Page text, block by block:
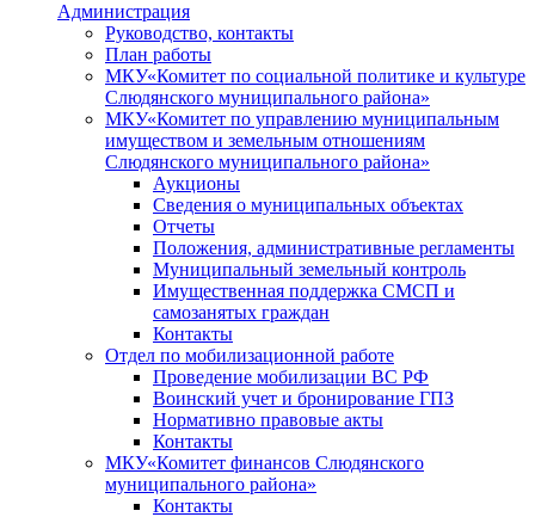
Администрация
Руководство, контакты
План работы
МКУ«Комитет по социальной политике и культуре
Слюдянского муниципального района»
МКУ«Комитет по управлению муниципальным
имуществом и земельным отношениям
Слюдянского муниципального района»
Аукционы
Сведения о муниципальных объектах
Отчеты
Положения, административные регламенты
Муниципальный земельный контроль
Имущественная поддержка СМСП и
самозанятых граждан
Контакты
Отдел по мобилизационной работе
Проведение мобилизации ВС РФ
Воинский учет и бронирование ГПЗ
Нормативно правовые акты
Контакты
МКУ«Комитет финансов Слюдянского
муниципального района»
Контакты